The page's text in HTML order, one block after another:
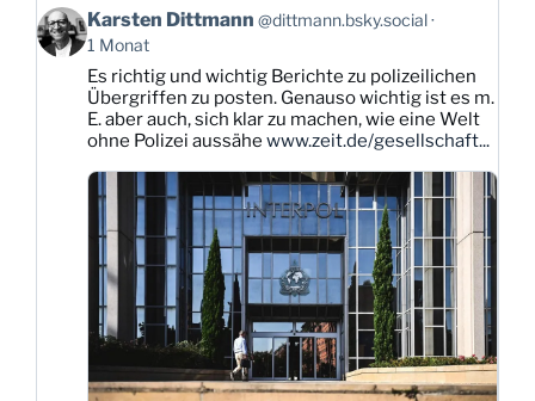
Beitrag
von
Karsten
Dittmann
Bluesky
ansehen
Karsten Dittmann @dittmann.bsky.social
1 Monat
Es richtig und wichtig Berichte zu polizeilichen
Übergriffen zu posten. Genauso wichtig ist es m.
E. aber auch, sich klar zu machen, wie eine Welt
ohne Polizei aussähe www.zeit.de/gesellschaft...